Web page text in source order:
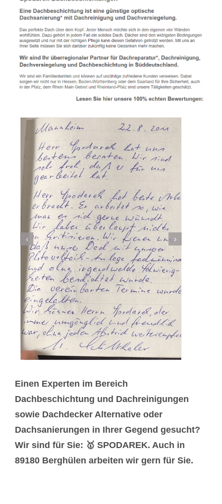
Einen Experten im Bereich
Dachbeschichtung und Dachreinigungen
sowie Dachdecker Alternative oder
Dachsanierungen in Ihrer Gegend gesucht?
Wir sind für Sie: 🥇 SPODAREK. Auch in
89180 Berghülen arbeiten wir gern für Sie.